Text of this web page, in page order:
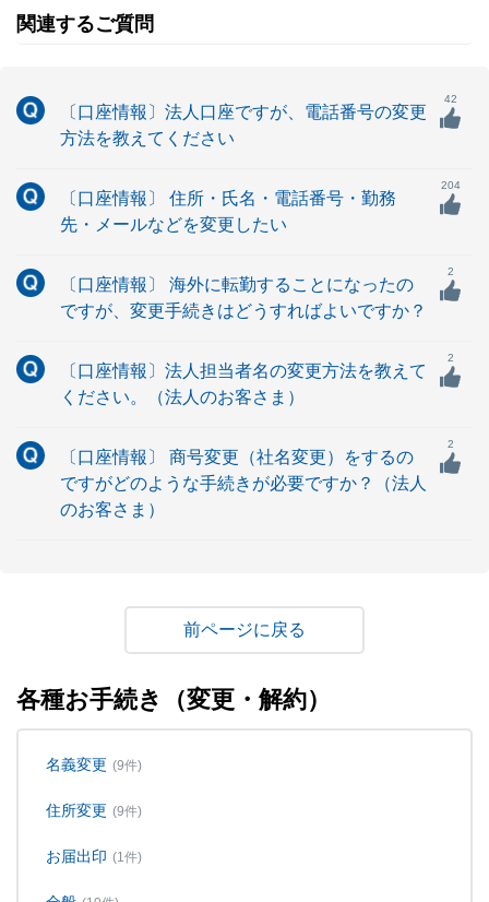
関連するご質問
〔口座情報〕法人口座ですが、電話番号の変更
方法を教えてください
42
〔口座情報〕 住所・氏名・電話番号・勤務
先・メールなどを変更したい
204
〔口座情報〕 海外に転勤することになったの
ですが、変更手続きはどうすればよいですか？
2
〔口座情報〕法人担当者名の変更方法を教えて
ください。（法人のお客さま）
2
〔口座情報〕 商号変更（社名変更）をするの
ですがどのような手続きが必要ですか？（法人
のお客さま）
2
戻る
各種お手続き（変更・解約）
名義変更 (9件)
住所変更 (9件)
お届出印 (1件)